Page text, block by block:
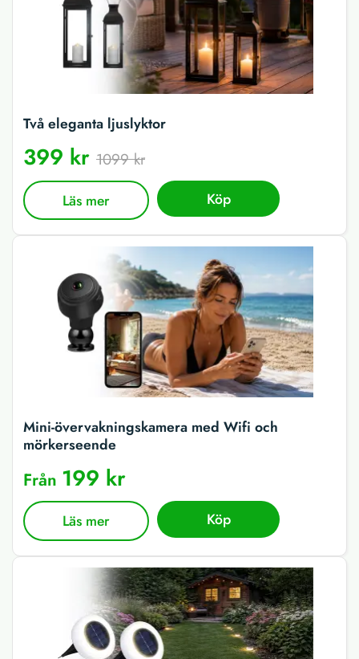
Två eleganta ljuslyktor
399 kr 1099 kr
Läs mer Köp
Mini-övervakningskamera med Wifi och
mörkerseende
Från 199 kr
Läs mer Köp